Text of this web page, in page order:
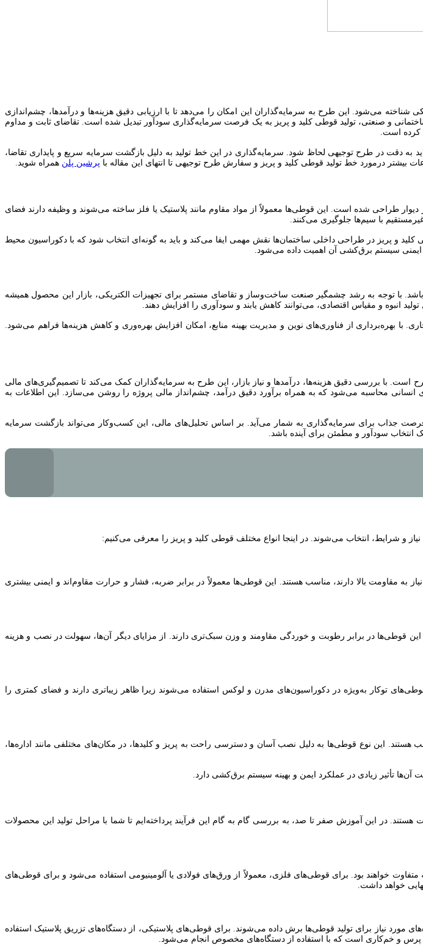
می‌شود. این طرح به سرمایه‌گذاران این امکان را می‌دهد تا با ارزیابی دقیق هزینه‌ها و درآمدها، چشم‌اندازی
و صنعتی، تولید قوطی کلید و پریز به یک فرصت سرمایه‌گذاری سودآور تبدیل شده است. تقاضای ثابت و مداوم
کرده است.
به دقت در طرح توجیهی لحاظ شود. سرمایه‌گذاری در این خط تولید به دلیل بازگشت سرمایه سریع و پایداری تقاضا،
درمورد خط تولید قوطی کلید و پریز و سفارش طرح توجیهی تا انتهای این مقاله با پرشین پلن همراه شوید.
طراحی شده است. این قوطی‌ها معمولاً از مواد مقاوم مانند پلاستیک یا فلز ساخته می‌شوند و وظیفه دارند فضای
با سیم‌ها جلوگیری می‌کنند.
و پریز در طراحی داخلی ساختمان‌ها نقش مهمی ایفا می‌کند و باید به گونه‌ای انتخاب شود که با دکوراسیون محیط
سیستم برق‌کشی آن اهمیت داده می‌شود.
با توجه به رشد چشمگیر صنعت ساخت‌وساز و تقاضای مستمر برای تجهیزات الکتریکی، بازار این محصول همیشه
انبوه و مقیاس اقتصادی، می‌توانند کاهش یابند و سودآوری را افزایش دهند.
با بهره‌برداری از فناوری‌های نوین و مدیریت بهینه منابع، امکان افزایش بهره‌وری و کاهش هزینه‌ها فراهم می‌شود.
با بررسی دقیق هزینه‌ها، درآمدها و نیاز بازار، این طرح به سرمایه‌گذاران کمک می‌کند تا تصمیم‌گیری‌های مالی
انسانی محاسبه می‌شود که به همراه برآورد دقیق درآمد، چشم‌انداز مالی پروژه را روشن می‌سازد. این اطلاعات به
جذاب برای سرمایه‌گذاری به شمار می‌آید. بر اساس تحلیل‌های مالی، این کسب‌وکار می‌تواند بازگشت سرمایه
انتخاب سودآور و مطمئن برای آینده باشد.
و شرایط، انتخاب می‌شوند. در اینجا انواع مختلف قوطی کلید و پریز را معرفی می‌کنیم:
مقاومت بالا دارند، مناسب هستند. این قوطی‌ها معمولاً در برابر ضربه، فشار و حرارت مقاوم‌اند و ایمنی بیشتری
در برابر رطوبت و خوردگی مقاومند و وزن سبک‌تری دارند. از مزایای دیگر آن‌ها، سهولت در نصب و هزینه
توکار به‌ویژه در دکوراسیون‌های مدرن و لوکس استفاده می‌شوند زیرا ظاهر زیباتری دارند و فضای کمتری را
این نوع قوطی‌ها به دلیل نصب آسان و دسترسی راحت به پریز و کلیدها، در مکان‌های مختلفی مانند اداره‌ها،
تأثیر زیادی در عملکرد ایمن و بهینه سیستم برق‌کشی دارد.
در این آموزش صفر تا صد، به بررسی گام به گام این فرآیند پرداخته‌ایم تا شما با مراحل تولید این محصولات
متفاوت خواهند بود. برای قوطی‌های فلزی، معمولاً از ورق‌های فولادی یا آلومینیومی استفاده می‌شود و برای قوطی‌های
خواهد داشت.
مورد نیاز برای تولید قوطی‌ها برش داده می‌شوند. برای قوطی‌های پلاستیکی، از دستگاه‌های تزریق پلاستیک استفاده
پرس و خم‌کاری است که با استفاده از دستگاه‌های مخصوص انجام می‌شود.